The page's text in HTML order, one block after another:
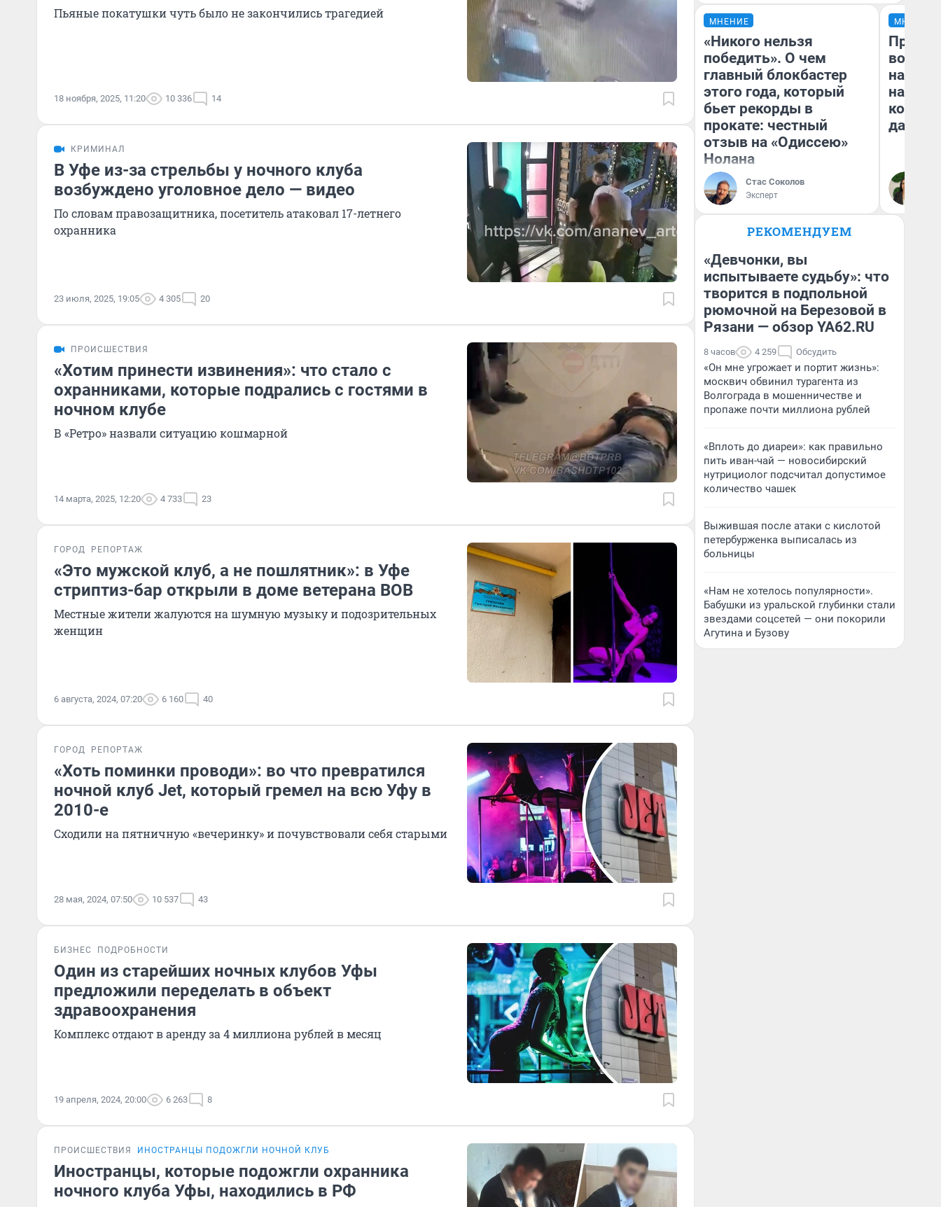
Пьяные покатушки чуть было не закончились трагедией
18 ноября, 2025, 11:20 10 336 14
КРИМИНАЛ
В Уфе из-за стрельбы у ночного клуба
возбуждено уголовное дело — видео
По словам правозащитника, посетитель атаковал 17-летнего
охранника
23 июля, 2025, 19:05 4 305 20
ПРОИСШЕСТВИЯ
«Хотим принести извинения»: что стало с
охранниками, которые подрались с гостями в
ночном клубе
В «Ретро» назвали ситуацию кошмарной
14 марта, 2025, 12:20 4 733 23
ГОРОД РЕПОРТАЖ
«Это мужской клуб, а не пошлятник»: в Уфе
стриптиз-бар открыли в доме ветерана ВОВ
Местные жители жалуются на шумную музыку и подозрительных
женщин
6 августа, 2024, 07:20 6 160 40
ГОРОД РЕПОРТАЖ
«Хоть поминки проводи»: во что превратился
ночной клуб Jet, который гремел на всю Уфу в
2010-е
Сходили на пятничную «вечеринку» и почувствовали себя старыми
28 мая, 2024, 07:50 10 537 43
БИЗНЕС ПОДРОБНОСТИ
Один из старейших ночных клубов Уфы
предложили переделать в объект
здравоохранения
Комплекс отдают в аренду за 4 миллиона рублей в месяц
19 апреля, 2024, 20:00 6 263 8
ПРОИСШЕСТВИЯ ИНОСТРАНЦЫ ПОДОЖГЛИ НОЧНОЙ КЛУБ
Иностранцы, которые подожгли охранника
ночного клуба Уфы, находились в РФ
МНЕНИЕ
«Никого нельзя
победить». О чем
главный блокбастер
этого года, который
бьет рекорды в
прокате: честный
отзыв на «Одиссею»
Нолана
Стас Соколов
Эксперт
МНЕНИЕ
нам
даже
РЕКОМЕНДУЕМ
«Девчонки, вы
испытываете судьбу»: что
творится в подпольной
рюмочной на Березовой в
Рязани — обзор YA62.RU
8 часов 4 259 Обсудить
«Он мне угрожает и портит жизнь»:
москвич обвинил турагента из
Волгограда в мошенничестве и
пропаже почти миллиона рублей
«Вплоть до диареи»: как правильно
пить иван-чай — новосибирский
нутрициолог подсчитал допустимое
количество чашек
Выжившая после атаки с кислотой
петербурженка выписалась из
больницы
«Нам не хотелось популярности».
Бабушки из уральской глубинки стали
звездами соцсетей — они покорили
Агутина и Бузову